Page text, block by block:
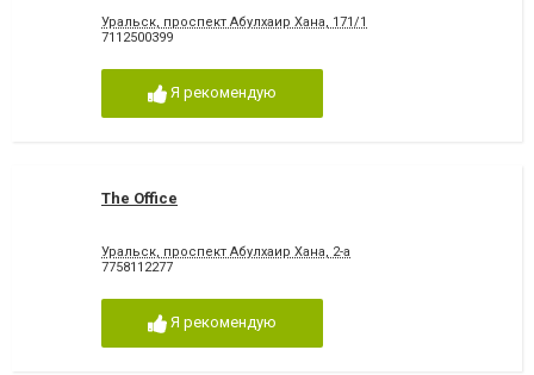
Уральск, проспект Абулхаир Хана, 171/1
7112500399
Я рекомендую
The Office
Уральск, проспект Абулхаир Хана, 2-а
7758112277
Я рекомендую